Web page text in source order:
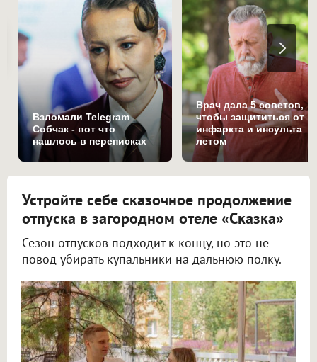
Взломали Telegram
Собчак - вот что
нашлось в переписках
Врач дала 5 советов,
чтобы защититься от
инфаркта и инсульта
летом
Устройте себе сказочное продолжение
отпуска в загородном отеле «Сказка»
Сезон отпусков подходит к концу, но это не
повод убирать купальники на дальнюю полку.